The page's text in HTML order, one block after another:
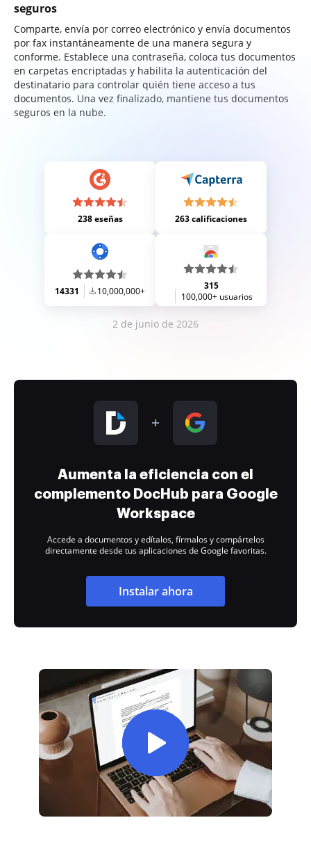
seguros
Comparte, envía por correo electrónico y envía documentos
por fax instantáneamente de una manera segura y
conforme. Establece una contraseña, coloca tus documentos
en carpetas encriptadas y habilita la autenticación del
destinatario para controlar quién tiene acceso a tus
documentos. Una vez finalizado, mantiene tus documentos
seguros en la nube.
238 eseñas 263 calificaciones
14331 10,000,000+
315
100,000+ usuarios
2 de junio de 2026
Aumenta la eficiencia con el
complemento DocHub para Google
Workspace
Accede a documentos y edítalos, fírmalos y compártelos
directamente desde tus aplicaciones de Google favoritas.
Instalar ahora